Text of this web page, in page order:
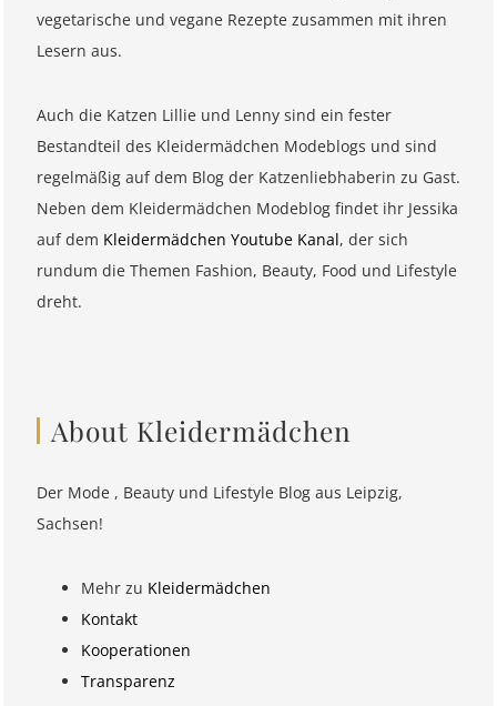
vegetarische und vegane Rezepte zusammen mit ihren
Lesern aus.
Auch die Katzen Lillie und Lenny sind ein fester
Bestandteil des Kleidermädchen Modeblogs und sind
regelmäßig auf dem Blog der Katzenliebhaberin zu Gast.
Neben dem Kleidermädchen Modeblog findet ihr Jessika
auf dem Kleidermädchen Youtube Kanal, der sich
rundum die Themen Fashion, Beauty, Food und Lifestyle
dreht.
About Kleidermädchen
Der Mode , Beauty und Lifestyle Blog aus Leipzig,
Sachsen!
Mehr zu Kleidermädchen
Kontakt
Kooperationen
Transparenz